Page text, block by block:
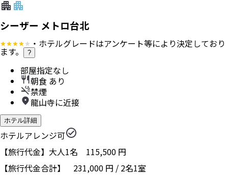
シーザー メトロ台北
・ホテルグレードはアンケート等により決定しており
ます。 ?
部屋指定なし
朝食 あり
禁煙
龍山寺に近接
ホテル詳細
ホテルアレンジ可
【旅行代金】大人1名 115,500 円
【旅行代金合計】 231,000 円 / 2名1室